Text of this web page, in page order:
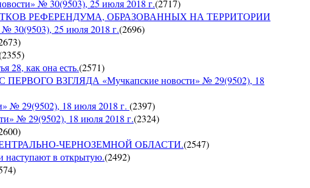
№ 30(9503), 25 июля 2018 г.(2717)
РЕФЕРЕНДУМА, ОБРАЗОВАННЫХ НА ТЕРРИТОРИИ
25 июля 2018 г.(2696)
)
2355)
28, как она есть.(2571)
ВЗГЛЯДА «Мучкапские новости» № 29(9502), 18
29(9502), 18 июля 2018 г. (2397)
№ 29(9502), 18 июля 2018 г.(2324)
)
ЦЕНТРАЛЬНО-ЧЕРНОЗЕМНОЙ ОБЛАСТИ.(2547)
наступают в открытую.(2492)
)